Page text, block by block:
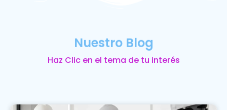
Nuestro Blog
Haz Clic en el tema de tu interés